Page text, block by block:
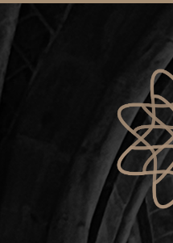
Panneau de gestion des cookies